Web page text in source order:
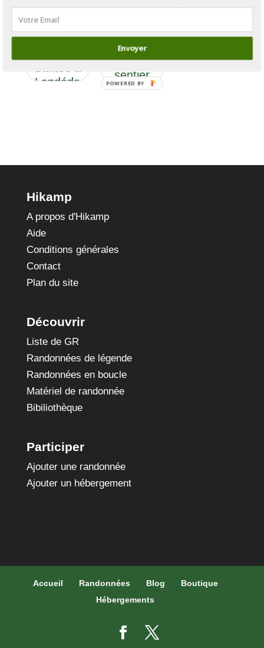
GR®34
Section 8
Landéda
la
Bretagne
par le
sentier
des
Hikamp
A propos d'Hikamp
Aide
Conditions générales
Contact
Plan du site
Découvrir
Liste de GR
Randonnées de légende
Randonnées en boucle
Matériel de randonnée
Bibiliothèque
Participer
Ajouter une randonnée
Ajouter un hébergement
Accueil Randonnées Blog
Boutique
Hébergements
Envoyer
POWERED BY